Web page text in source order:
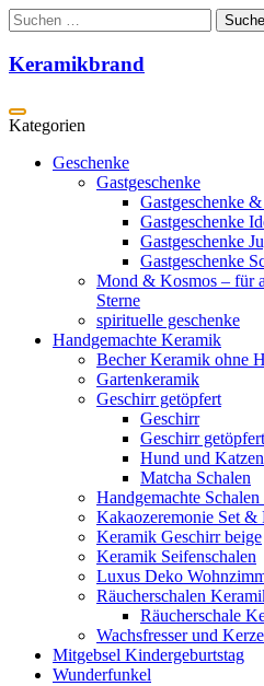
Zum
Inhalt
springen
Suchen
nach:
Keramikbrand
Geschenke
Gastgeschenke
Gastgeschenke
Gastgeschenke
Gastgeschenke
Gastgeschenke
Mond & Kosmos – für
Sterne
spirituelle geschenke
Handgemachte Keramik
Becher Keramik ohne
Gartenkeramik
Geschirr getöpfert
Geschirr
Geschirr
Hund und
Matcha Schalen
Handgemachte
Kakaozeremonie Set &
Keramik Geschirr beige
Keramik Seifenschalen
Luxus Deko
Räucherschalen
Räucherschale
Wachsfresser und
Mitgebsel Kindergeburtstag
Wunderfunkel